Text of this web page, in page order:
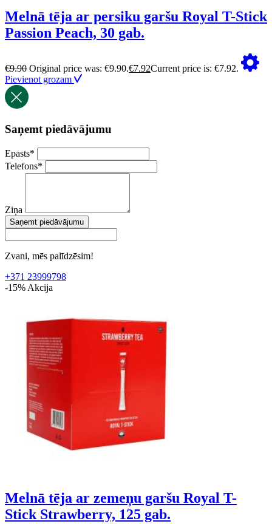
Melnā tēja ar persiku garšu Royal T-Stick
Passion Peach, 30 gab.
€9.90 Original price was: €9.90.€7.92Current price is: €7.92.
Pievienot grozam
Saņemt piedāvājumu
Epasts*
Telefons*
Ziņa
Saņemt piedāvājumu
Zvani, mēs palīdzēsim!
+371 23999798
-15% Akcija
Melnā tēja ar zemeņu garšu Royal T-
Stick Strawberry, 125 gab.